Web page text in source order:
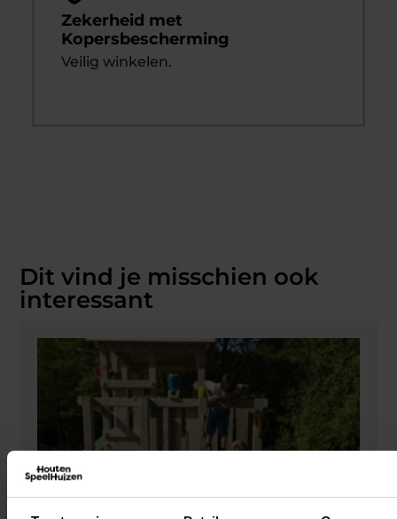
Zekerheid met
Kopersbescherming
Veilig winkelen.
Dit vind je misschien ook
interessant